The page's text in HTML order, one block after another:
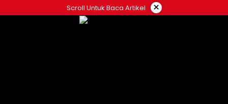
to
Scroll Untuk Baca Artikel ×